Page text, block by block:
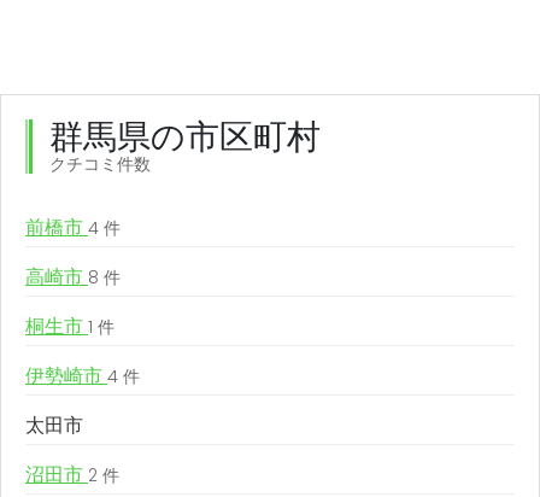
群馬県の市区町村
クチコミ件数
前橋市 4 件
高崎市 8 件
桐生市 1 件
伊勢崎市 4 件
太田市
沼田市 2 件